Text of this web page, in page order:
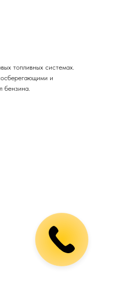
топливных системах.
и
бензина.